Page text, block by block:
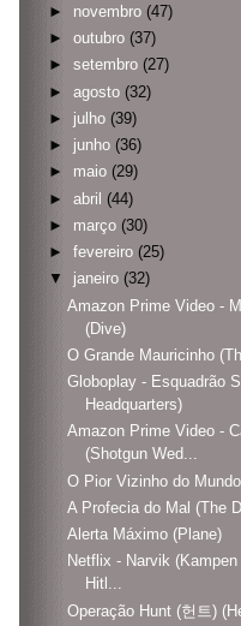
► novembro (47)
► outubro (37)
► setembro (27)
► agosto (32)
► julho (39)
► junho (36)
► maio (29)
► abril (44)
► março (30)
► fevereiro (25)
▼
janeiro (32)
Amazon Prime Video -
(Dive)
O Grande Mauricinho
Globoplay - Esquadrão
Headquarters)
Amazon Prime Video -
(Shotgun Wed...
O Pior Vizinho do
A Profecia do Mal (The
Alerta Máximo (Plane)
Netflix - Narvik
Hitl...
Operação Hunt (헌트)